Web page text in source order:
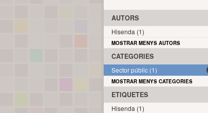
AUTORS
Hisenda (1)
MOSTRAR MENYS AUTORS
CATEGORIES
Sector públic (1)
MOSTRAR MENYS CATEGORIES
ETIQUETES
Hisenda (1)